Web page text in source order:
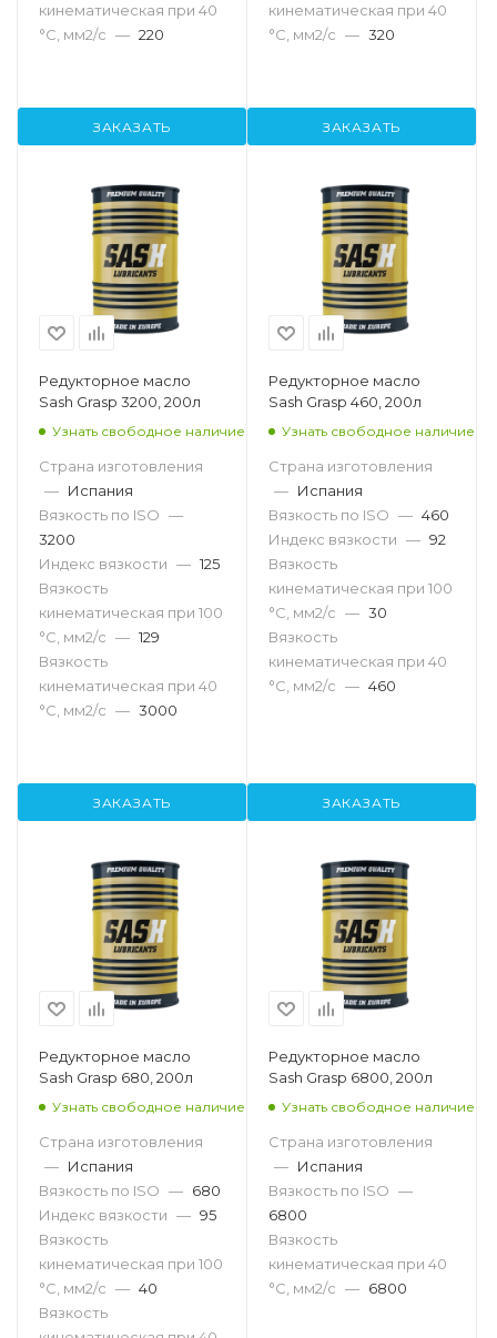
кинематическая при 40
°С, мм2/с — 220
ЗАКАЗАТЬ
кинематическая при 40
°С, мм2/с — 320
ЗАКАЗАТЬ
Редукторное масло
Sash Grasp 3200, 200л
Узнать свободное наличие
Страна изготовления
— Испания
Вязкость по ISO —
3200
Индекс вязкости — 125
Вязкость
кинематическая при 100
°С, мм2/с — 129
Вязкость
кинематическая при 40
°С, мм2/с — 3000
ЗАКАЗАТЬ
Редукторное масло
Sash Grasp 460, 200л
Узнать свободное наличие
Страна изготовления
— Испания
Вязкость по ISO — 460
Индекс вязкости — 92
Вязкость
кинематическая при 100
°С, мм2/с — 30
Вязкость
кинематическая при 40
°С, мм2/с — 460
ЗАКАЗАТЬ
Редукторное масло
Sash Grasp 680, 200л
Узнать свободное наличие
Страна изготовления
— Испания
Вязкость по ISO — 680
Индекс вязкости — 95
Вязкость
кинематическая при 100
°С, мм2/с — 40
Вязкость
Редукторное масло
Sash Grasp 6800, 200л
Узнать свободное наличие
Страна изготовления
— Испания
Вязкость по ISO —
6800
Вязкость
кинематическая при 40
°С, мм2/с — 6800